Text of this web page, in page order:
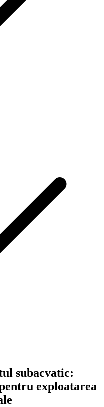
subacvatic:
exploatarea